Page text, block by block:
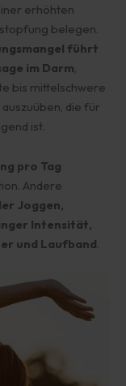
erhöhten
belegen.
führt
im Darm,
bis mittelschwere
die für
ist.
pro Tag
Andere
Joggen,
Intensität,
und Laufband.